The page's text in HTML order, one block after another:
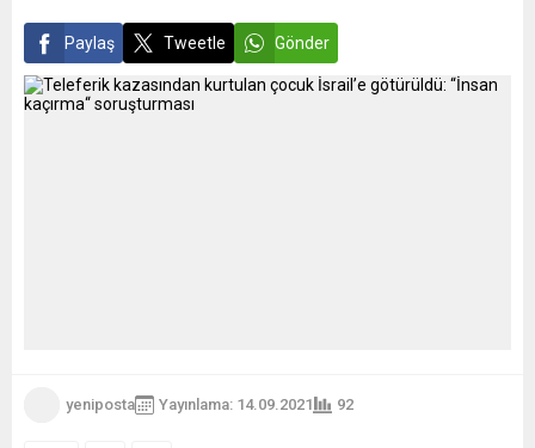
Paylaş Tweetle Gönder
yeniposta Yayınlama: 14.09.2021 92